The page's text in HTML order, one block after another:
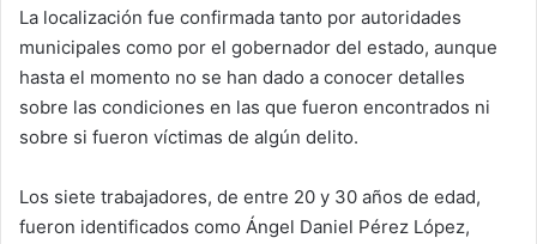
La localización fue confirmada tanto por autoridades
municipales como por el gobernador del estado, aunque
hasta el momento no se han dado a conocer detalles
sobre las condiciones en las que fueron encontrados ni
sobre si fueron víctimas de algún delito.
Los siete trabajadores, de entre 20 y 30 años de edad,
fueron identificados como Ángel Daniel Pérez López,